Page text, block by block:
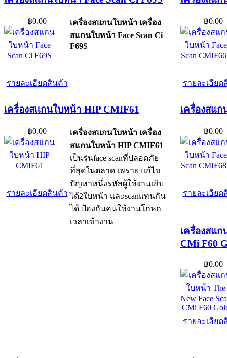
฿0.00
รายละเอียดสินค้า
เครื่องสแกนใบหน้า เครื่อง
สแกนใบหน้า Face Scan Ci
F69S
฿0.00
รายละเอีย
เครื่องสแกนใบหน้า HIP CMIF61
฿0.00
รายละเอียดสินค้า
เครื่องสแกนใบหน้า เครื่อง
สแกนใบหน้า HIP CMIF61
เป็นรุ่นface scanที่ปลอดภัย
ที่สุดในตลาด เพราะ แก้ไข
ปัญหาหนึ่งรหัสผู้ใช้งานเกิบ
ได้2ใบหน้า และscanแทนกัน
ได้ ป้องกันคนใช้งานโกหก
เวลาเข้างาน
เครื่องสแก
฿0.00
รายละเอีย
เครื่องสแก
CMi F60
฿0.00
รายละเอีย